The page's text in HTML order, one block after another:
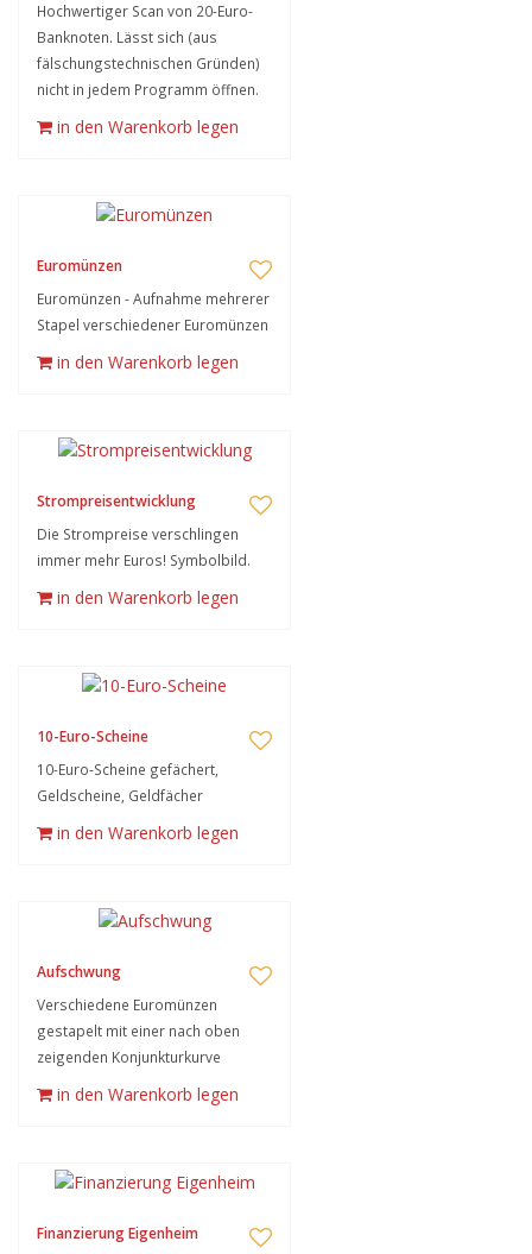
Hochwertiger Scan von 20-Euro-
Banknoten. Lässt sich (aus
fälschungstechnischen Gründen)
nicht in jedem Programm öffnen.
in den Warenkorb legen
Euromünzen
Euromünzen - Aufnahme mehrerer
Stapel verschiedener Euromünzen
in den Warenkorb legen
Strompreisentwicklung
Die Strompreise verschlingen
immer mehr Euros! Symbolbild.
in den Warenkorb legen
10-Euro-Scheine
10-Euro-Scheine gefächert,
Geldscheine, Geldfächer
in den Warenkorb legen
Aufschwung
Verschiedene Euromünzen
gestapelt mit einer nach oben
zeigenden Konjunkturkurve
in den Warenkorb legen
Finanzierung Eigenheim